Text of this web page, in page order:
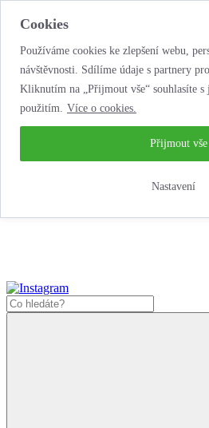
Cookies
Používáme cookies ke zlepšení webu,
návštěvnosti. Sdílíme údaje s partnery
Kliknutím na „Přijmout vše“ souhlasíte s
použitím. Více o cookies.
Nastavení
Přijmout vše
...neobyčejná jízda životem!